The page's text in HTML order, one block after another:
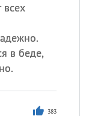
всех
в беде,
383